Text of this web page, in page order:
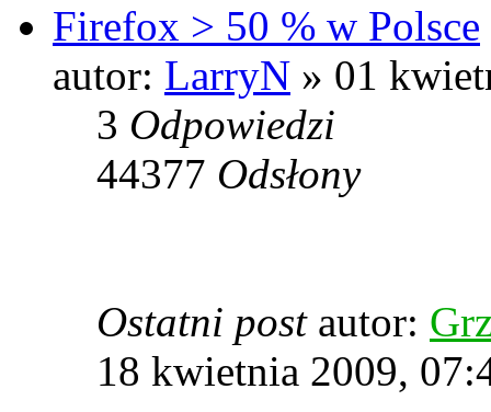
Firefox > 50 % w Polsce
autor: LarryN » 01
3 Odpowiedzi
44377 Odsłony
Ostatni post autor:
18 kwietnia 2009,